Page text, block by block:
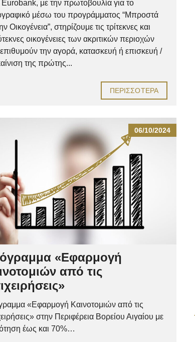
Eurobank, με την πρωτοβουλία για το
μέσω του προγράμματος “Μπροστά
Οικογένεια”, στηρίζουμε τις τρίτεκνες και
οικογένειες των ακριτικών περιοχών
την αγορά, κατασκευή ή επισκευή /
της πρώτης...
ΠΕΡΙΣΣΌΤΕΡΑ
06/10/2024
«Εφαρμογή
από τις
«Εφαρμογή Καινοτομιών από τις
στην Περιφέρεια Βορείου Αιγαίου με
έως και 70%…